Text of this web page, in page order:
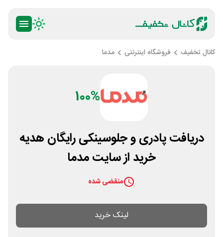
کانال تخفیف فروشگاه اینترنتی مدما
100%
دریافت پادری و جلوسینکی رایگان هدیه
خرید از سایت مدما
منقضی شده
لینک خرید